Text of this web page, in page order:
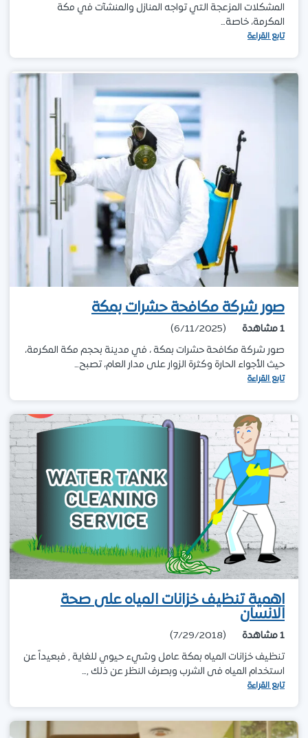
المشكلات المزعجة التي تواجه المنازل والمنشآت في مكة
المكرمة، خاصة…
تابع القراءة
صور شركة مكافحة حشرات بمكة
1مشاهدة
(6/11/2025)
صور شركة مكافحة حشرات بمكة ، في مدينة بحجم مكة المكرمة،
حيث الأجواء الحارة وكثرة الزوار على مدار العام، تصبح…
تابع القراءة
اهمية تنظيف خزانات المياه على صحة
الانسان
1مشاهدة
(7/29/2018)
تنظيف خزانات المياه بمكة عامل وشيء حيوي للغاية , فبعيداً عن
استخدام المياه فى الشرب وبصرف النظر عن ذلك ,…
تابع القراءة